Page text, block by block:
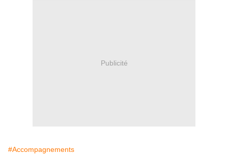
Publicité
#Accompagnements